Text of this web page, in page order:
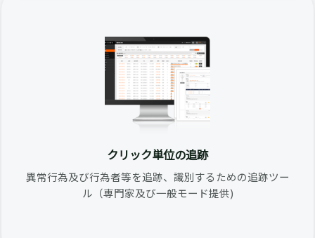
クリック単位の追跡
異常行為及び行為者等を追跡、識別するための追跡ツー
ル（専門家及び一般モード提供)